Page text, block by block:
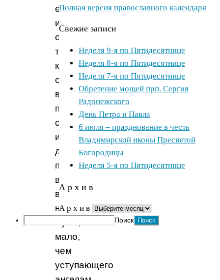
его
искусным
оратором,
так
как
он
всех
превосходил
словом
и
делом,
причем
видели
в
нем
мало,
чем
уступающего
Полная версия православного календаря
Свежие записи
Неделя 9-я по Пятидесятнице
Неделя 8-я по Пятидесятнице
Неделя 7-я по Пятидесятнице
Обретение мощей прп. Сергия
Радонежского
День Петра и Павла
6 июля – празднование в честь
Владимирской иконы Пресвятой
Богородицы
Неделя 5-я по Пятидесятнице
А р х и в
А р х и в
Поиск